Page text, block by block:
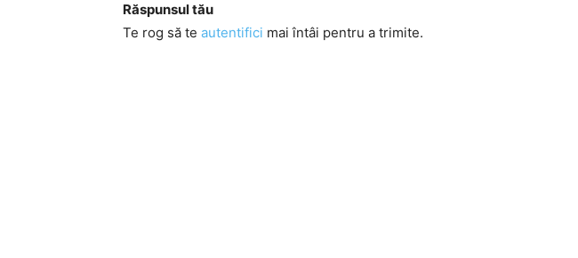
Răspunsul tău
Te rog să te autentifici mai întâi pentru a trimite.